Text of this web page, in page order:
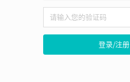
登录/注册